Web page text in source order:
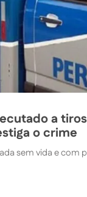
a
o crime
sem vida e com